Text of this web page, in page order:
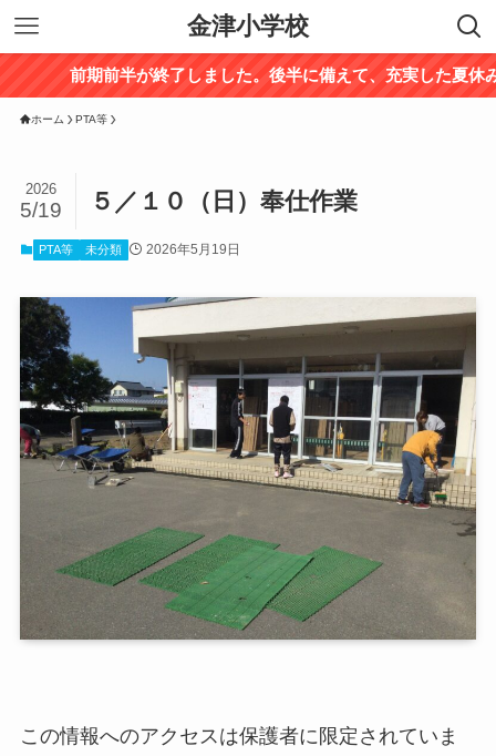
金津小学校
前期前半が終了しました。後半に備えて、充実した夏休みを
ホーム PTA等
５／１０（日）奉仕作業
2026
5/19
PTA等 未分類 2026年5月19日
この情報へのアクセスは保護者に限定されていま